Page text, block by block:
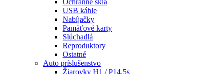
Ochranné sklá
USB káble
Nabíjačky
Pamäťové karty
Slúchadlá
Reproduktory
Ostatné
Auto príslušenstvo
Žiarovky H1 / P14.5s